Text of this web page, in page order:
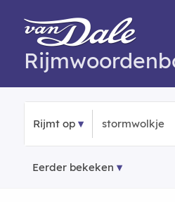
Rijmt op
Eerder bekeken